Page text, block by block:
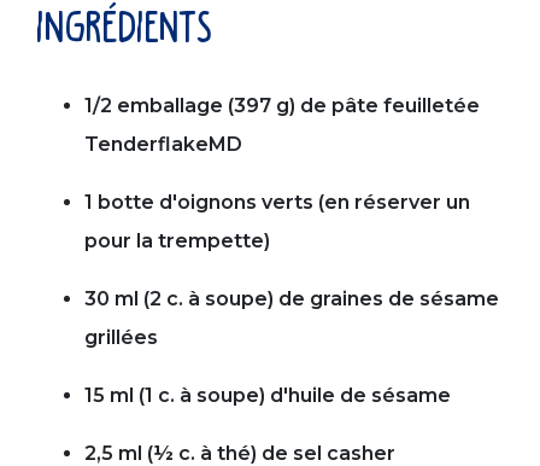
ingrédients
1/2 emballage (397 g) de pâte feuilletée
TenderflakeMD
1 botte d'oignons verts (en réserver un
pour la trempette)
30 ml (2 c. à soupe) de graines de sésame
grillées
15 ml (1 c. à soupe) d'huile de sésame
2,5 ml (½ c. à thé) de sel casher